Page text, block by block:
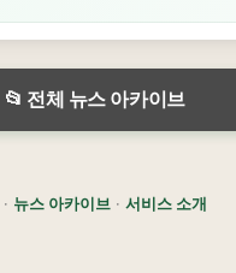
📂 전체 뉴스 아카이브
· 뉴스 아카이브 · 서비스 소개